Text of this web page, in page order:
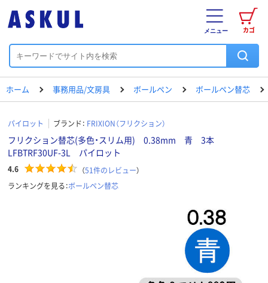
カゴ
メニュー
ホーム 事務用品/文房具 ボールペン ボールペン替芯
パイロット ブランド： FRIXION（フリクション）
フリクション替芯(多色・スリム用) 0.38mm 青 3本
LFBTRF30UF-3L パイロット
4.6 （51件のレビュー）
ランキングを見る：ボールペン替芯